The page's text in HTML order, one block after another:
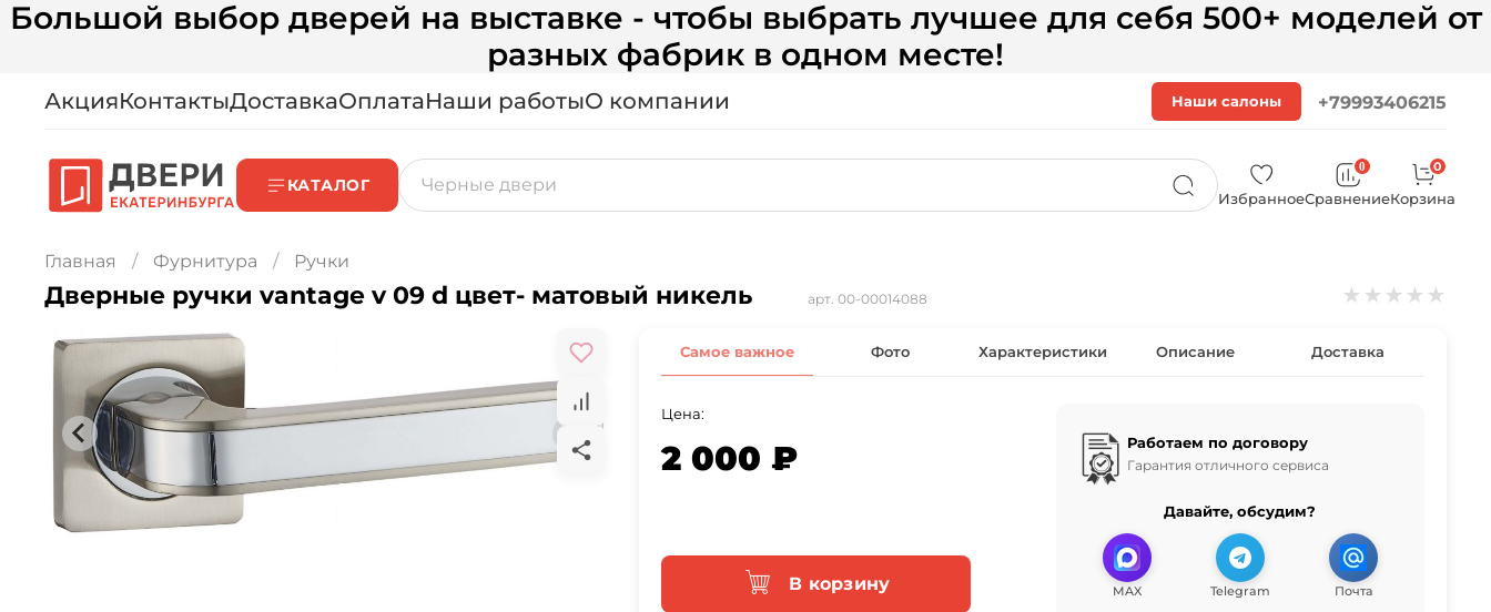
Большой выбор дверей на выставке - чтобы выбрать лучшее для себя 500+ моделей от
разных фабрик в одном месте!
АкцияКонтактыДоставкаОплатаНаши работыО компании Наши салоны +79993406215
КАТАЛОГ
Избранное
0
Сравнение
0
Корзина
Главная Фурнитура Ручки
Дверные ручки vantage v 09 d цвет- матовый никель арт. 00-00014088 ★ ★ ★ ★ ★
Самое важное Фото Характеристики Описание Доставка
Цена:
2 000 ₽
В корзину
Работаем по договору
Гарантия отличного сервиса
Давайте, обсудим?
MAX Telegram Почта